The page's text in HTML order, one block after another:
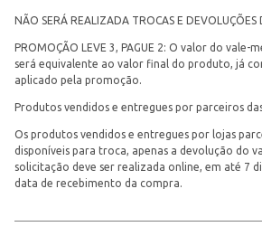
NÃO SERÁ REALIZADA TROCAS E
PROMOÇÃO LEVE 3, PAGUE 2: O valor do
será equivalente ao valor final do produto, já
aplicado pela promoção.
Produtos vendidos e entregues por parceiros
Os produtos vendidos e entregues por lojas
disponíveis para troca, apenas a devolução do
solicitação deve ser realizada online, em até 7
data de recebimento da compra.